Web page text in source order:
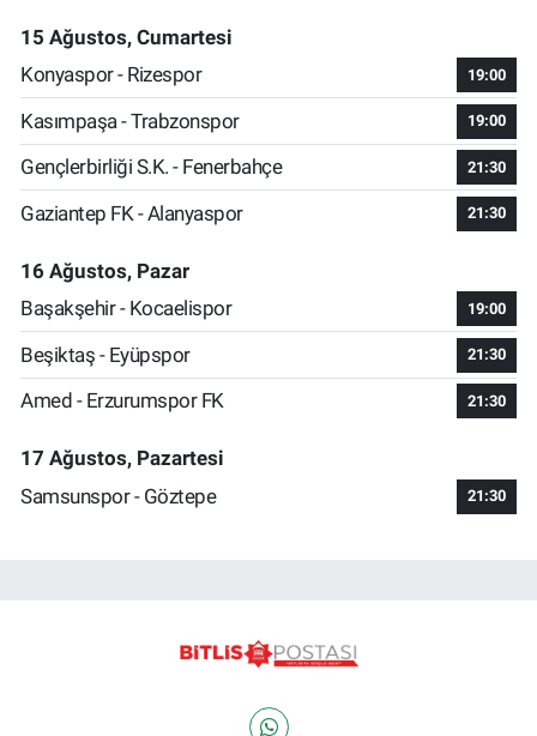
15 Ağustos, Cumartesi
Konyaspor - Rizespor
19:00
Kasımpaşa - Trabzonspor 19:00
Gençlerbirliği S.K. - Fenerbahçe 21:30
Gaziantep FK - Alanyaspor 21:30
16 Ağustos, Pazar
Başakşehir - Kocaelispor
19:00
Beşiktaş - Eyüpspor 21:30
Amed - Erzurumspor FK 21:30
17 Ağustos, Pazartesi
Samsunspor - Göztepe
21:30